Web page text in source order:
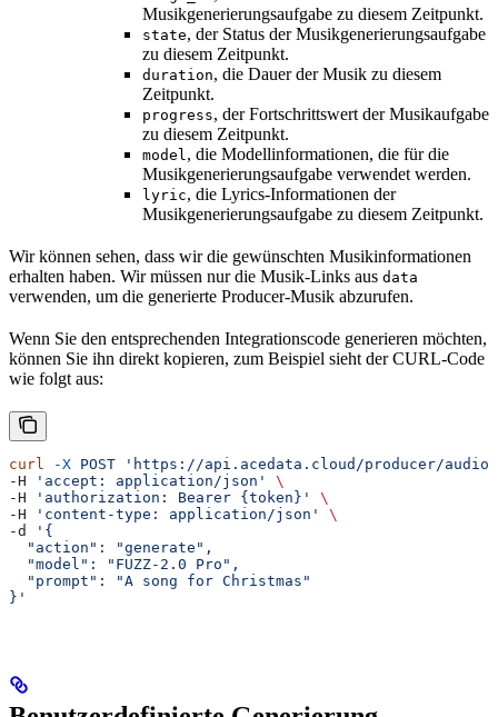
Musikgenerierungsaufgabe zu diesem Zeitpunkt.
state, der Status der Musikgenerierungsaufgabe
zu diesem Zeitpunkt.
duration, die Dauer der Musik zu diesem
Zeitpunkt.
progress, der Fortschrittswert der Musikaufgabe
zu diesem Zeitpunkt.
model , die Modellinformationen, die für die
Musikgenerierungsaufgabe verwendet werden.
lyric, die Lyrics-Informationen der
Musikgenerierungsaufgabe zu diesem Zeitpunkt.
Wir können sehen, dass wir die gewünschten Musikinformationen
erhalten haben. Wir müssen nur die Musik-Links aus data
verwenden, um die generierte Producer-Musik abzurufen.
Wenn Sie den entsprechenden Integrationscode generieren möchten,
können Sie ihn direkt kopieren, zum Beispiel sieht der CURL-Code
wie folgt aus:
curl -X POST 'https://api.acedata.cloud/producer/
-H
'accept: application/json'
\
-H
'authorization: Bearer {token}'
\
-H
'content-type: application/json'
\
-d
'{
  "action": "generate",
  "model": "FUZZ-2.0 Pro",
  "prompt": "A song for Christmas"
}'